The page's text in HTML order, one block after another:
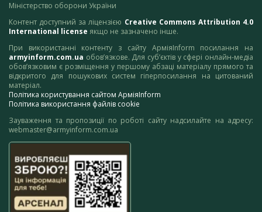
Міністерство оборони України
Контент доступний за ліцензією Creative Commons Attribution 4.0
International license якщо не зазначено інше.
При використанні контенту з сайту АрміяInform посилання на
armyinform.com.ua обов’язкове. Для суб’єктів у сфері онлайн-медіа
обов’язковим є розміщення у першому абзаці матеріалу прямого та
відкритого для пошукових систем гіперпосилання на цитований
матеріал.
Політика користування сайтом АрміяInform
Політика використання файлів cookie
Зауваження та пропозиції по роботі сайту надсилайте на адресу:
webmaster@armyinform.com.ua